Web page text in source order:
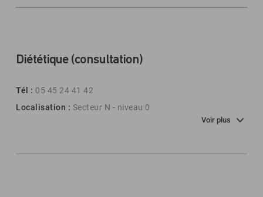
Diététique (consultation)
Tél : 05 45 24 41 42
Localisation : Secteur N - niveau 0
Voir plus